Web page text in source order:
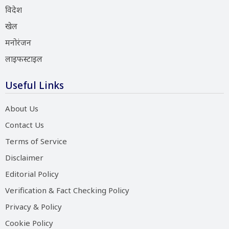
विदेश
खेल
मनोरंजन
लाइफस्टाइल
Useful Links
About Us
Contact Us
Terms of Service
Disclaimer
Editorial Policy
Verification & Fact Checking Policy
Privacy & Policy
Cookie Policy